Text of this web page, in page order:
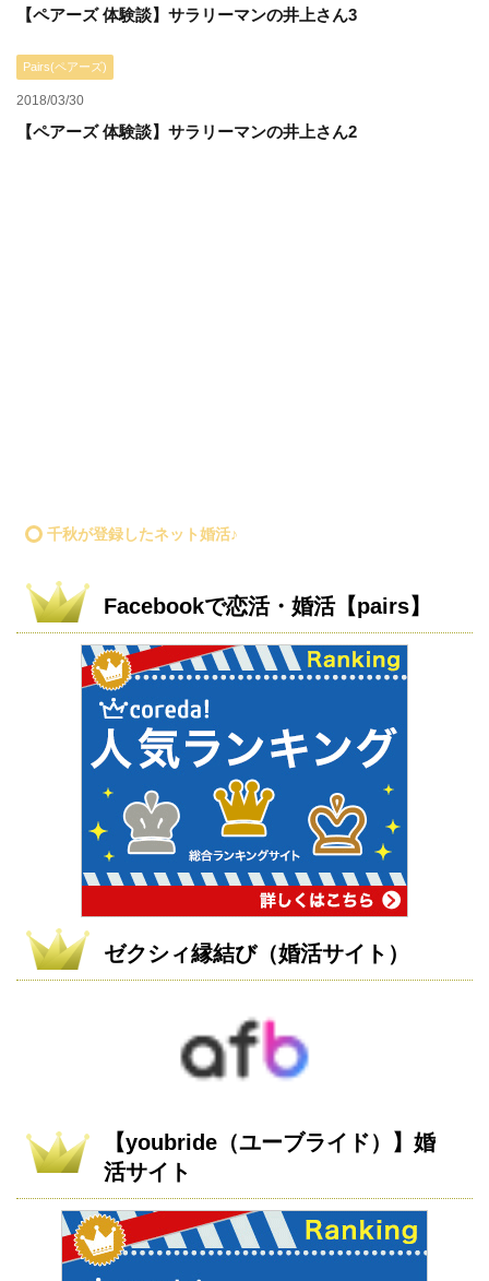
【ペアーズ 体験談】サラリーマンの井上さん3
Pairs(ペアーズ)
2018/03/30
【ペアーズ 体験談】サラリーマンの井上さん2
千秋が登録したネット婚活♪
Facebookで恋活・婚活【pairs】
ゼクシィ縁結び（婚活サイト）
【youbride（ユーブライド）】婚
活サイト